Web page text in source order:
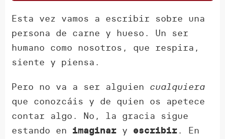
Esta vez vamos a escribir sobre una
persona de carne y hueso. Un ser
humano como nosotros, que respira,
siente y piensa.
Pero no va a ser alguien cualquiera
que conozcáis y de quien os apetece
contar algo. No, la gracia sigue
estando en imaginar y escribir. En